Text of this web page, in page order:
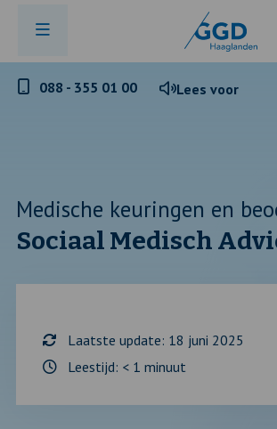
Telefoonnummer
088 - 355 01 00 Lees voor
Medische keuringen en
Sociaal Medisch
Laatste update: 18 juni 2025
Leestijd: < 1 minuut